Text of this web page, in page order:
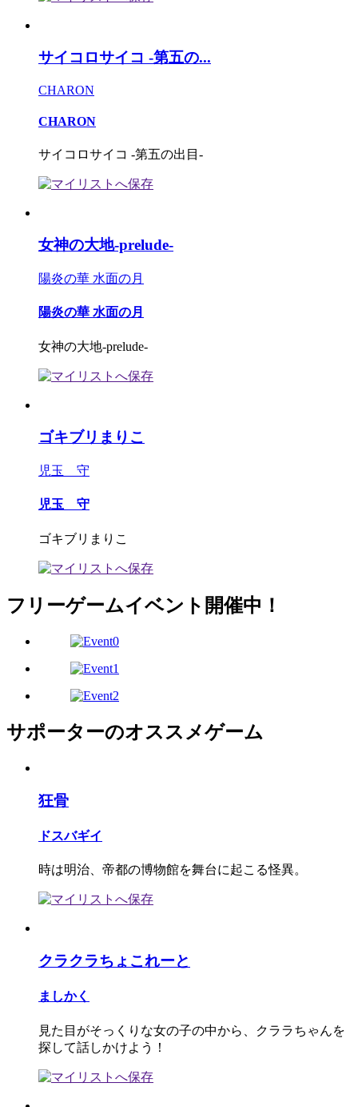
サイコロサイコ -第五の...
CHARON
CHARON
サイコロサイコ -第五の出目-
女神の大地-prelude-
陽炎の華 水面の月
陽炎の華 水面の月
女神の大地-prelude-
ゴキブリまりこ
児玉 守
児玉 守
ゴキブリまりこ
フリーゲームイベント開催中！
サポーターのオススメゲーム
狂骨
ドスバギイ
時は明治、帝都の博物館を舞台に起こる怪異。
クラクラちょこれーと
ましかく
見た目がそっくりな女の子の中から、クララちゃんを
探して話しかけよう！